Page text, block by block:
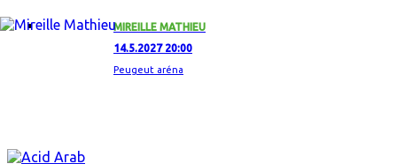
MIREILLE MATHIEU
14.5.2027 20:00
Peugeut aréna